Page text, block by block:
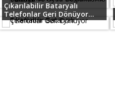
Çıkarılabilir Bataryalı
Telefonlar Geri Dönüyor...